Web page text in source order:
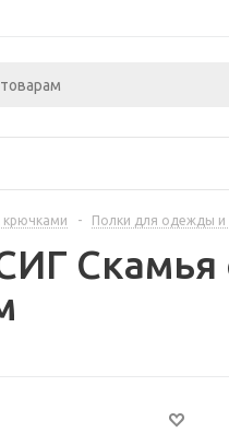
крючками - Полки для одежды и